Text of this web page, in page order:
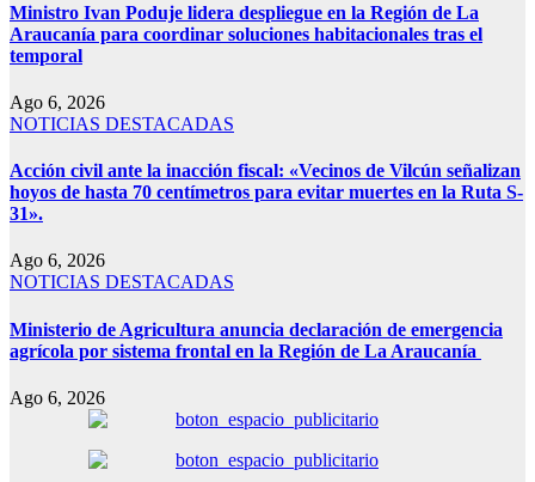
Ministro Ivan Poduje lidera despliegue en la Región de La
Araucanía para coordinar soluciones habitacionales tras el
temporal
Ago 6, 2026
NOTICIAS DESTACADAS
Acción civil ante la inacción fiscal: «Vecinos de Vilcún señalizan
hoyos de hasta 70 centímetros para evitar muertes en la Ruta S-
31».
Ago 6, 2026
NOTICIAS DESTACADAS
Ministerio de Agricultura anuncia declaración de emergencia
agrícola por sistema frontal en la Región de La Araucanía
Ago 6, 2026